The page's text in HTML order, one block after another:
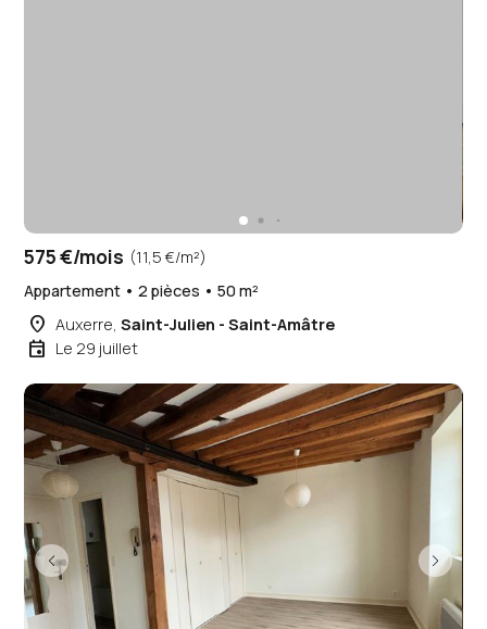
575 €/mois (11,5 €/m²)
Appartement • 2 pièces • 50 m²
place Auxerre,Saint-Julien - Saint-Amâtre
event Le 29 juillet